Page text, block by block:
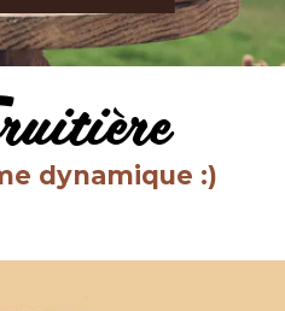
dynamique :)